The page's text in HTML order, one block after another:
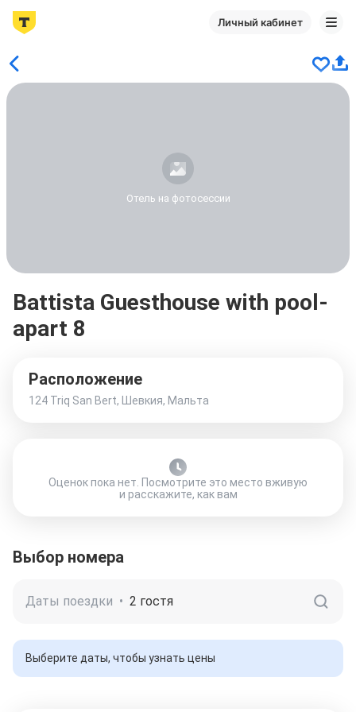
Личный кабинет
Отель на фотосессии
Battista Guesthouse with pool-
apart 8
Расположение
124 Triq San Bert, Шевкия, Мальта
Оценок пока нет. Посмотрите это место вживую
и расскажите, как вам
Выбор номера
Даты поездки • 2 гостя
Выберите даты, чтобы узнать цены